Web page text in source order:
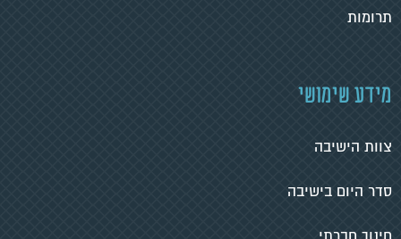
תרומות
מידע שימושי
צוות הישיבה
סדר היום בישיבה